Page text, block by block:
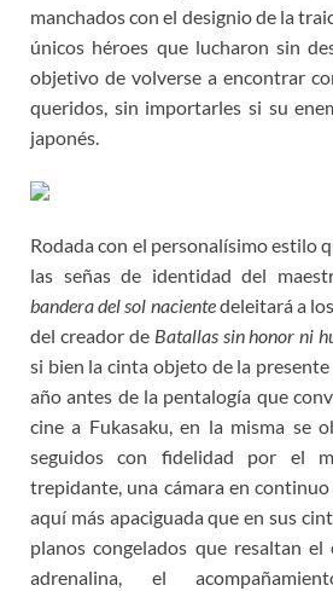
manchados con el designio de la
únicos héroes que lucharon sin
objetivo de volverse a encontrar
queridos, sin importarles si su
japonés.
Rodada con el personalísimo estilo
las señas de identidad del
bandera del sol nacientedeleitará a
del creador de Batallas sin honor ni
si bien la cinta objeto de la
año antes de la pentalogía que
cine a Fukasaku, en la misma se
seguidos con fidelidad por el
trepidante, una cámara en
aquí más apaciguada que en sus
planos congelados que resaltan
adrenalina, el